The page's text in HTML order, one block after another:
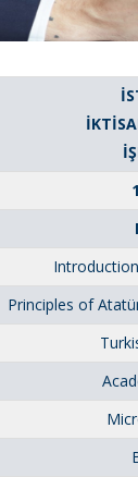
Principles of